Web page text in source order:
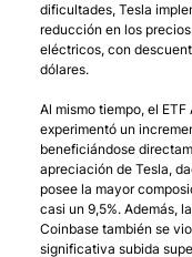
dificultades, Tesla
reducción en los
eléctricos, con
dólares.
Al mismo tiempo, el ETF
experimentó un
beneficiándose
apreciación de Tesla,
posee la mayor
casi un 9,5%. Además,
Coinbase también se
significativa subida